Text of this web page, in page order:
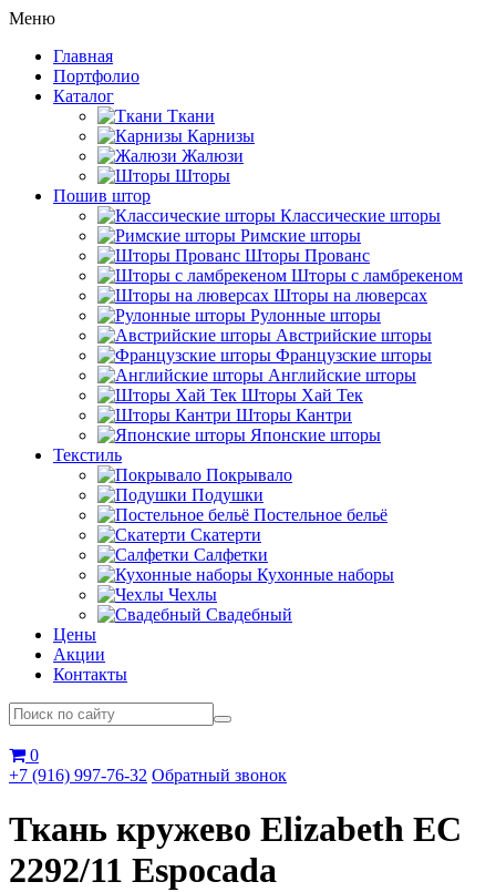
Меню
Главная
Портфолио
Каталог
Ткани
Карнизы
Жалюзи
Шторы
Пошив штор
Классические шторы
Римские шторы
Шторы Прованс
Шторы с ламбрекеном
Шторы на люверсах
Рулонные шторы
Австрийские шторы
Французские шторы
Английские шторы
Шторы Хай Тек
Шторы Кантри
Японские шторы
Текстиль
Покрывало
Подушки
Постельное бельё
Скатерти
Салфетки
Кухонные наборы
Чехлы
Свадебный
Цены
Акции
Контакты
0
+7 (916) 997-76-32 Обратный звонок
Ткань кружево Elizabeth EC
2292/11 Espocada